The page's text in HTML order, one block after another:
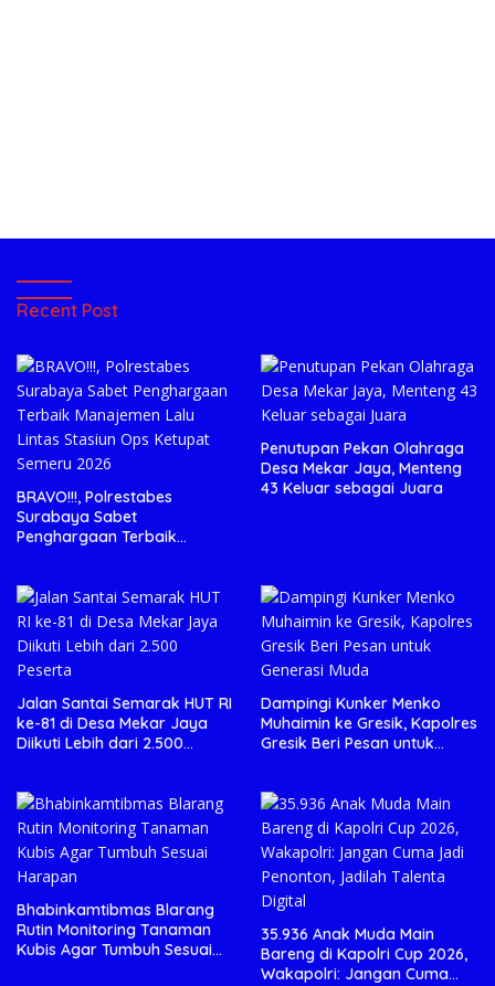
Recent Post
BRAVO!!!, Polrestabes
Surabaya Sabet
Penghargaan Terbaik
2026
Penutupan Pekan Olahraga
Desa Mekar Jaya, Menteng
43 Keluar sebagai Juara
Jalan Santai Semarak HUT RI
ke-81 di Desa Mekar Jaya
Diikuti Lebih dari 2.500
Dampingi Kunker Menko
Muhaimin ke Gresik, Kapolres
Gresik Beri Pesan untuk
Bhabinkamtibmas Blarang
Rutin Monitoring Tanaman
Kubis Agar Tumbuh Sesuai
35.936 Anak Muda Main
Bareng di Kapolri Cup 2026,
Wakapolri: Jangan Cuma